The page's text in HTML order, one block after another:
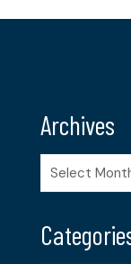
Archives
Archives